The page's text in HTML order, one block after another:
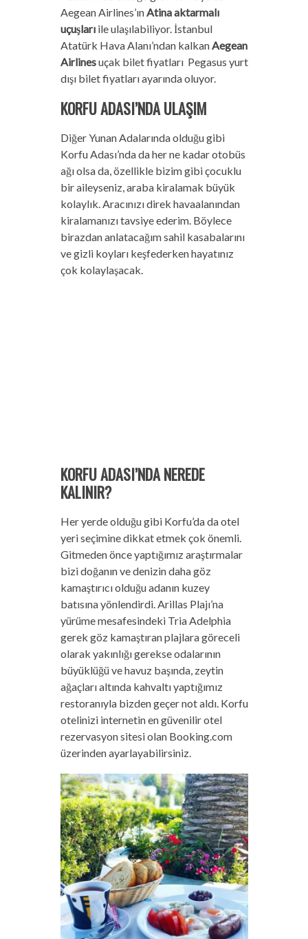
Aegean Airlines’ınAtina aktarmalı
uçuşlarıile ulaşılabiliyor. İstanbul
Atatürk Hava Alanı’ndan kalkanAegean
Airlinesuçak bilet fiyatları Pegasus yurt
dışı bilet fiyatları ayarında oluyor.
KORFU ADASI’NDA ULAŞIM
Diğer Yunan Adalarında olduğu gibi
Korfu Adası’nda da her ne kadar otobüs
ağı olsa da, özellikle bizim gibi çocuklu
bir aileyseniz, araba kiralamak büyük
kolaylık. Aracınızı direk havaalanından
kiralamanızı tavsiye ederim. Böylece
birazdan anlatacağım sahil kasabalarını
ve gizli koyları keşfederken hayatınız
çok kolaylaşacak.
KORFU ADASI’NDA NEREDE
KALINIR?
Her yerde olduğu gibi Korfu’da da otel
yeri seçimine dikkat etmek çok önemli.
Gitmeden önce yaptığımız araştırmalar
bizi doğanın ve denizin daha göz
kamaştırıcı olduğu adanın kuzey
batısına yönlendirdi. Arillas Plajı’na
yürüme mesafesindeki Tria Adelphia
gerek göz kamaştıran plajlara göreceli
olarak yakınlığı gerekse odalarının
büyüklüğü ve havuz başında, zeytin
ağaçları altında kahvaltı yaptığımız
restoranıyla bizden geçer not aldı. Korfu
otelinizi internetin en güvenilir otel
rezervasyon sitesi olan Booking.com
üzerinden ayarlayabilirsiniz.